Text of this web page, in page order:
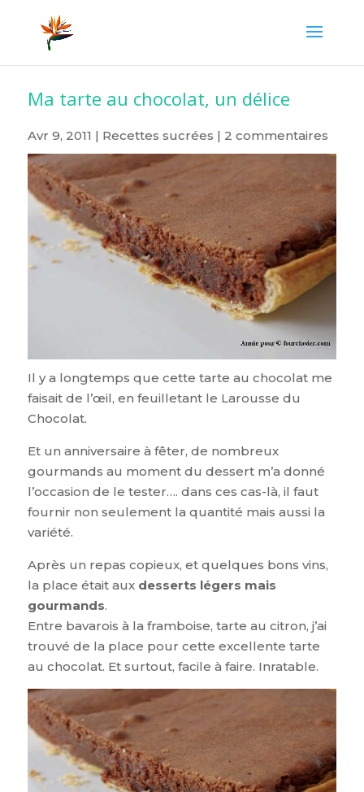
Ma tarte au chocolat, un délice
Avr 9, 2011 | Recettes sucrées | 2 commentaires
Il y a longtemps que cette tarte au chocolat me
faisait de l’œil, en feuilletant le Larousse du
Chocolat.
Et un anniversaire à fêter, de nombreux
gourmands au moment du dessert m’a donné
l’occasion de le tester…. dans ces cas-là, il faut
fournir non seulement la quantité mais aussi la
variété.
Après un repas copieux, et quelques bons vins,
la place était aux desserts légers mais
gourmands.
Entre bavarois à la framboise, tarte au citron, j’ai
trouvé de la place pour cette excellente tarte
au chocolat. Et surtout, facile à faire. Inratable.